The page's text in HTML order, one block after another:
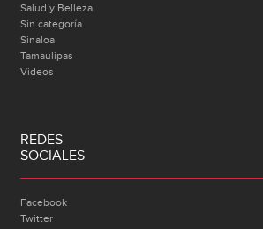
Salud y Belleza
Sin categoría
Sinaloa
Tamaulipas
Videos
REDES
SOCIALES
Facebook
Twitter